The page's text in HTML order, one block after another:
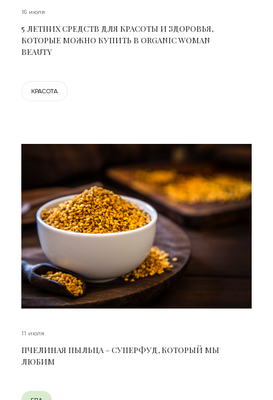
16 июля
5 ЛЕТНИХ СРЕДСТВ ДЛЯ КРАСОТЫ И ЗДОРОВЬЯ,
КОТОРЫЕ МОЖНО КУПИТЬ В ORGANIC WOMAN
BEAUTY
КРАСОТА
11 июля
ПЧЕЛИНАЯ ПЫЛЬЦА – СУПЕРФУД, КОТОРЫЙ МЫ
ЛЮБИМ